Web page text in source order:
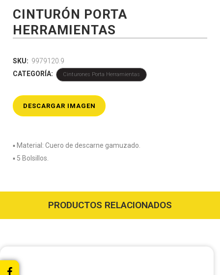
CINTURÓN PORTA
HERRAMIENTAS
SKU: 9979120.9
CATEGORÍA:
Cinturones Porta Herramientas
DESCARGAR IMAGEN
▪️ Material: Cuero de descarne gamuzado.
▪️ 5 Bolsillos.
PRODUCTOS RELACIONADOS